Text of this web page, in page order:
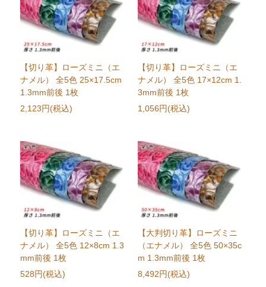
【切り革】ローズミニ（エ
ナメル） 全5色 25×17.5cm
1.3mm前後 1枚
2,123円(税込)
【切り革】ローズミニ（エ
ナメル） 全5色 17×12cm 1.
3mm前後 1枚
1,056円(税込)
【切り革】ローズミニ（エ
ナメル） 全5色 12×8cm 1.3
mm前後 1枚
528円(税込)
【大判切り革】ローズミニ
（エナメル） 全5色 50×35c
m 1.3mm前後 1枚
8,492円(税込)